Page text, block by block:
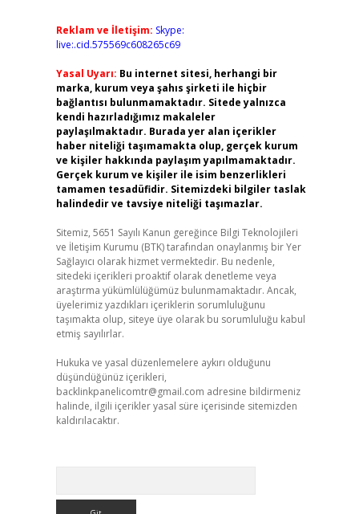
Reklam ve İletişim: Skype:
live:.cid.575569c608265c69
Yasal Uyarı: Bu internet sitesi, herhangi bir
marka, kurum veya şahıs şirketi ile hiçbir
bağlantısı bulunmamaktadır. Sitede yalnızca
kendi hazırladığımız makaleler
paylaşılmaktadır. Burada yer alan içerikler
haber niteliği taşımamakta olup, gerçek kurum
ve kişiler hakkında paylaşım yapılmamaktadır.
Gerçek kurum ve kişiler ile isim benzerlikleri
tamamen tesadüfidir. Sitemizdeki bilgiler taslak
halindedir ve tavsiye niteliği taşımazlar.
Sitemiz, 5651 Sayılı Kanun gereğince Bilgi Teknolojileri
ve İletişim Kurumu (BTK) tarafından onaylanmış bir Yer
Sağlayıcı olarak hizmet vermektedir. Bu nedenle,
sitedeki içerikleri proaktif olarak denetleme veya
araştırma yükümlülüğümüz bulunmamaktadır. Ancak,
üyelerimiz yazdıkları içeriklerin sorumluluğunu
taşımakta olup, siteye üye olarak bu sorumluluğu kabul
etmiş sayılırlar.
Hukuka ve yasal düzenlemelere aykırı olduğunu
düşündüğünüz içerikleri,
backlinkpanelicomtr@gmail.com adresine bildirmeniz
halinde, ilgili içerikler yasal süre içerisinde sitemizden
kaldırılacaktır.